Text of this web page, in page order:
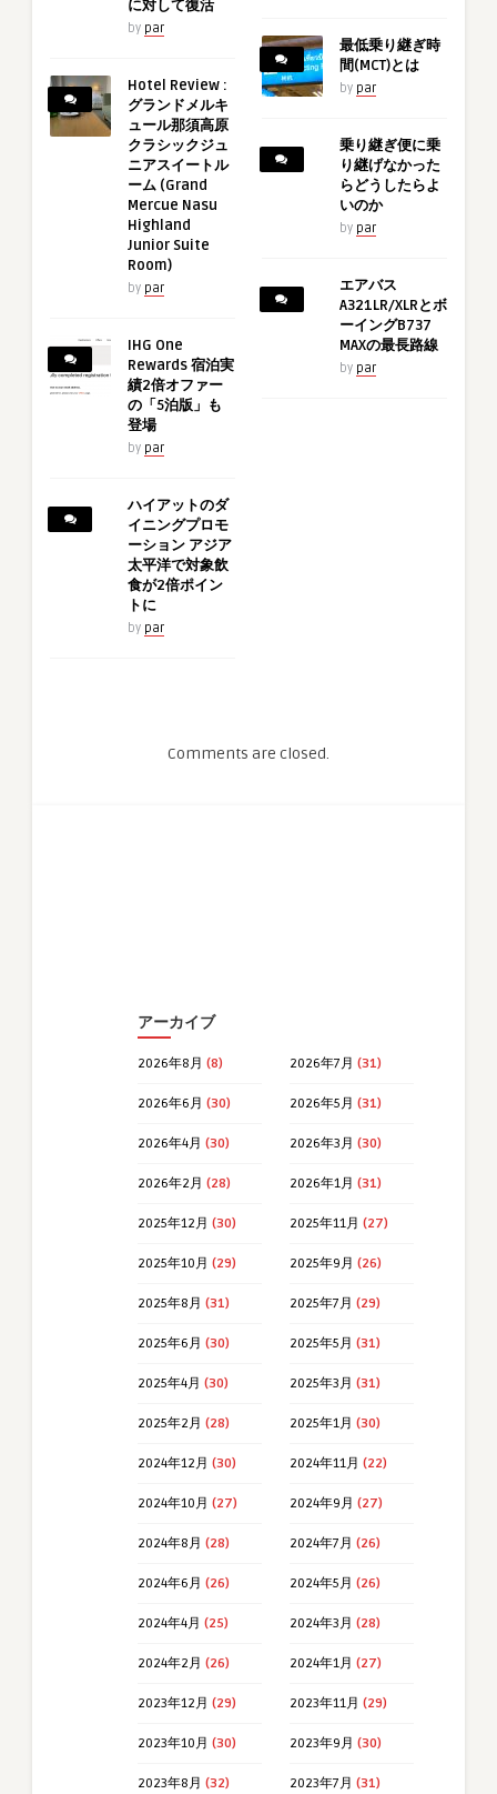
に対して復活
by par
Hotel Review :
グランドメルキ
ュール那須高原
クラシックジュ
ニアスイートル
ーム (Grand
Mercue Nasu
Highland
Junior Suite
Room)
by par
IHG One
Rewards 宿泊実
績2倍オファー
の「5泊版」も
登場
by par
ハイアットのダ
イニングプロモ
ーション アジア
太平洋で対象飲
食が2倍ポイン
トに
by par
最低乗り継ぎ時
間(MCT)とは
by par
乗り継ぎ便に乗
り継げなかった
らどうしたらよ
いのか
by par
エアバス
A321LR/XLRとボ
ーイングB737
MAXの最長路線
by par
Comments are closed.
アーカイブ
2026年8月 (8) 2026年7月 (31)
2026年6月 (30) 2026年5月 (31)
2026年4月 (30) 2026年3月 (30)
2026年2月 (28) 2026年1月 (31)
2025年12月 (30) 2025年11月 (27)
2025年10月 (29) 2025年9月 (26)
2025年8月 (31) 2025年7月 (29)
2025年6月 (30) 2025年5月 (31)
2025年4月 (30) 2025年3月 (31)
2025年2月 (28) 2025年1月 (30)
2024年12月 (30) 2024年11月 (22)
2024年10月 (27) 2024年9月 (27)
2024年8月 (28) 2024年7月 (26)
2024年6月 (26) 2024年5月 (26)
2024年4月 (25) 2024年3月 (28)
2024年2月 (26) 2024年1月 (27)
2023年12月 (29) 2023年11月 (29)
2023年10月 (30) 2023年9月 (30)
2023年8月 (32) 2023年7月 (31)